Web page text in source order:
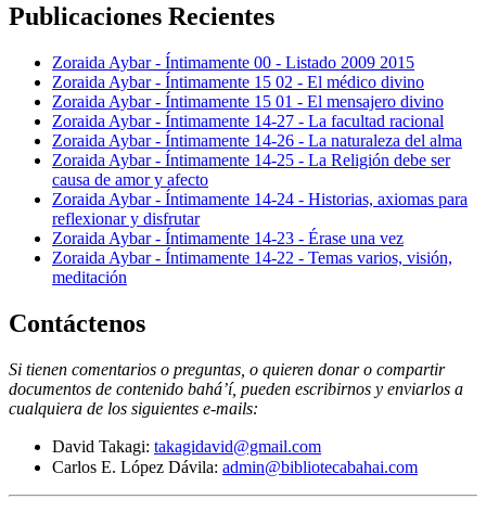
Publicaciones Recientes
Zoraida Aybar - Íntimamente 00 - Listado 2009 2015
Zoraida Aybar - Íntimamente 15 02 - El médico divino
Zoraida Aybar - Íntimamente 15 01 - El mensajero divino
Zoraida Aybar - Íntimamente 14-27 - La facultad racional
Zoraida Aybar - Íntimamente 14-26 - La naturaleza del alma
Zoraida Aybar - Íntimamente 14-25 - La Religión debe ser
causa de amor y afecto
Zoraida Aybar - Íntimamente 14-24 - Historias, axiomas para
reflexionar y disfrutar
Zoraida Aybar - Íntimamente 14-23 - Érase una vez
Zoraida Aybar - Íntimamente 14-22 - Temas varios, visión,
meditación
Contáctenos
Si tienen comentarios o preguntas, o quieren donar o compartir
documentos de contenido bahá’í, pueden escribirnos y enviarlos a
cualquiera de los siguientes e-mails:
David Takagi: takagidavid@gmail.com
Carlos E. López Dávila: admin@bibliotecabahai.com